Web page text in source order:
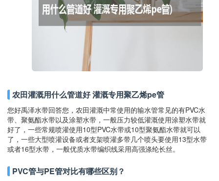
农田灌溉用什么管道好 灌溉专用聚乙烯pe管
您好禹泽水带回答您，农田灌溉中常使用的输水管常见的有PVC水
带、聚氨酯水带以及涂塑水带，一般压力较低灌溉使用涂塑水带就
好了，一些常规喷灌使用10型PVC水带或10型聚氨酯水带就可以
了，一些大型喷灌设备或者支架喷灌多带几个喷头要使用13型水带
或者16型水带，一般优质水带编织线采用高强涤纶长丝。
PVC管与PE管对比有哪些区别？